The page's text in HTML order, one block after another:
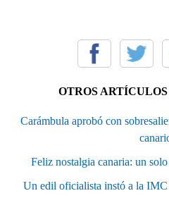
OTROS
Carámbula aprobó con
Feliz nostalgia canaria: un
Un edil oficialista instó a la IMC